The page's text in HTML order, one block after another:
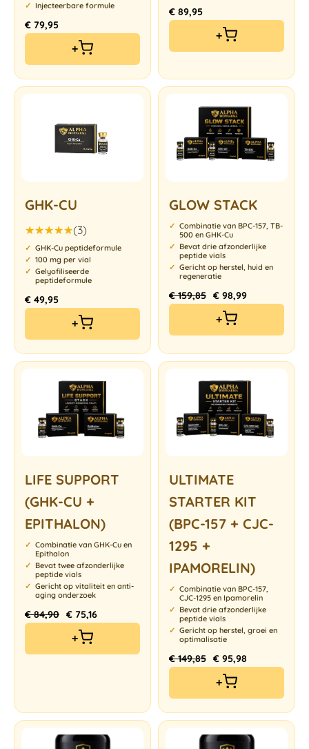
Injecteerbare formule
€ 79,95
+
€ 89,95
+
GHK-CU
Gewaardeerd
5.00uit 5
(3)
GHK-Cu peptideformule
100 mg per vial
Gelyofiliseerde
peptideformule
€ 49,95
+
GLOW STACK
Combinatie van BPC-157, TB-
500 en GHK-Cu
Bevat drie afzonderlijke
peptide vials
Gericht op herstel, huid en
regeneratie
€159,85 € 98,99
+
LIFE SUPPORT
(GHK-CU +
EPITHALON)
Combinatie van GHK-Cu en
Epithalon
Bevat twee afzonderlijke
peptide vials
Gericht op vitaliteit en anti-
aging onderzoek
€84,90 € 75,16
+
ULTIMATE
STARTER KIT
(BPC-157 + CJC-
1295 +
IPAMORELIN)
Combinatie van BPC-157,
CJC-1295 en Ipamorelin
Bevat drie afzonderlijke
peptide vials
Gericht op herstel, groei en
optimalisatie
€149,85 € 95,98
+